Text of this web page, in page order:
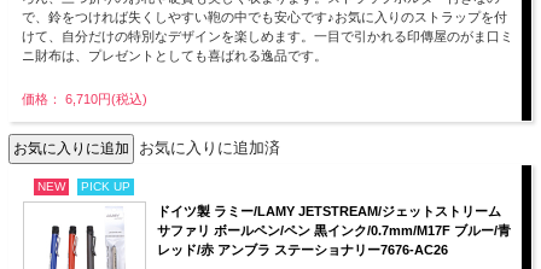
で、鈴をつければ失くしやすい鞄の中でも安心です♪お気に入りのストラップを付
けて、自分だけの特別なデザインを楽しめます。一目で引かれる印傳屋のがま口ミ
ニ財布は、プレゼントとしても喜ばれる逸品です。
価格： 6,710円(税込)
お気に入りに追加済
NEW PICK UP
ドイツ製 ラミー/LAMY JETSTREAM/ジェットストリーム
サファリ ボールペン/ペン 黒インク/0.7mm/M17F ブルー/青
レッド/赤 アンブラ ステーショナリー7676-AC26